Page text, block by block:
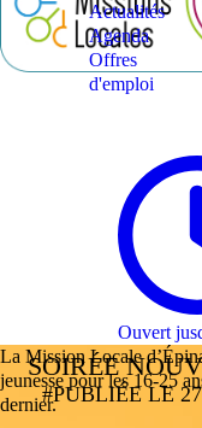
Actualités
Agenda
Offres
d'emploi
Ouvert
lundi
SOIRÉE
#PUBLIÉE LE
La Mission Locale
jeunesse pour les 16-25
dernier.